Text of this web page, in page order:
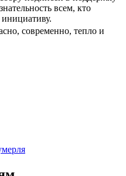
всем, кто
современно, тепло и